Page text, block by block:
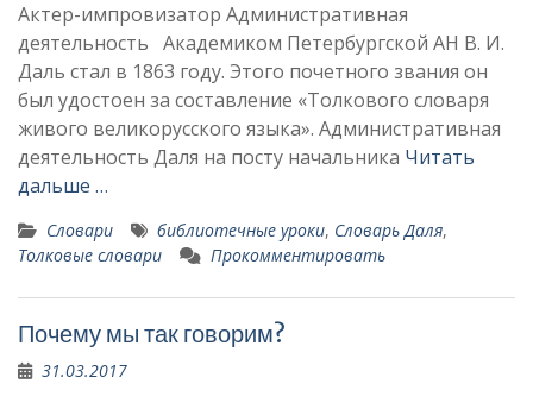
Актер-импровизатор Административная
деятельность Академиком Петербургской АН В. И.
Даль стал в 1863 году. Этого почетного звания он
был удостоен за составление «Тол­кового словаря
живого велико­русского языка». Административная
дея­тельность Даля на посту на­чальника Читать
дальше …
Словари библиотечные уроки, Словарь Даля,
Толковые словари
Прокомментировать
Почему мы так говорим?
31.03.2017